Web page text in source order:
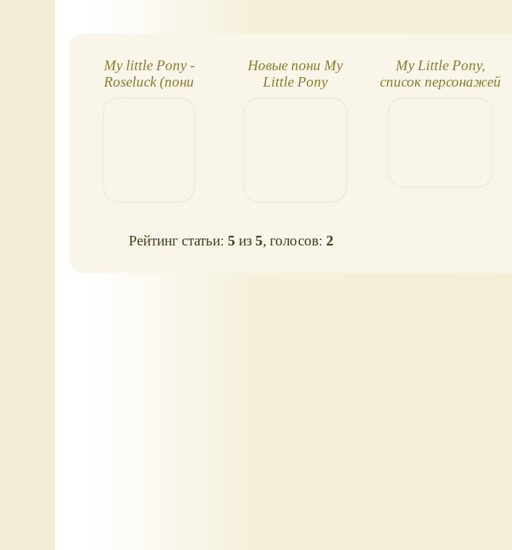
My little Pony -
Roseluck (пони
Новые пони My
Little Pony
My Little Pony,
список персонажей
Рейтинг статьи:5 из5, голосов:2